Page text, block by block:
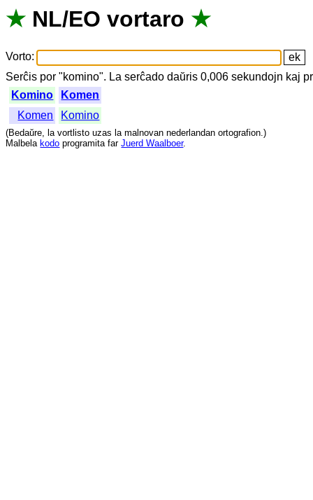
★ NL/EO vortaro ★
Vorto:
Serĉis por "komino". La serĉado daŭris 0,006sekundojn kaj
Komino
Komen
Komen
Komino
(Bedaŭre, la vortlisto uzas la malnovan nederlandan ortografion.)
Malbela kodo programita far Juerd Waalboer.